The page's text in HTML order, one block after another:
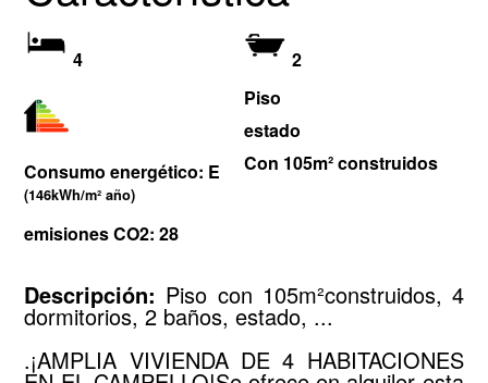
4 2
Consumo energético: E
(146kWh/m² año)
emisiones CO2: 28
Piso
estado
Con 105m² construidos
Descripción: Piso con 105m²construidos, 4
dormitorios, 2 baños, estado, ...
.¡AMPLIA VIVIENDA DE 4 HABITACIONES